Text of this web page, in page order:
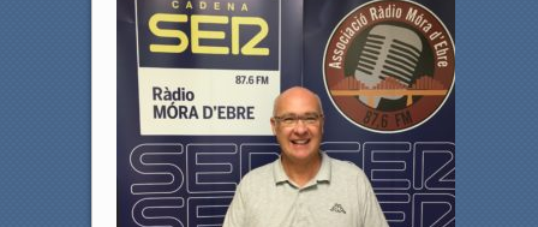
k
t
e
r